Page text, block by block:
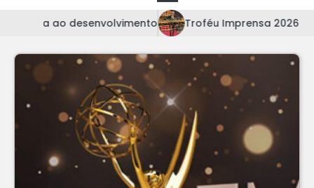
ao desenvolvimento Troféu Imprensa 2026 |